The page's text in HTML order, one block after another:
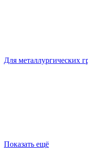
Для металлургических
Показать ещё